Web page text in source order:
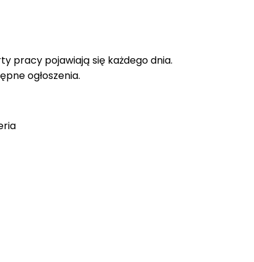
pracy pojawiają się każdego dnia.
ogłoszenia.